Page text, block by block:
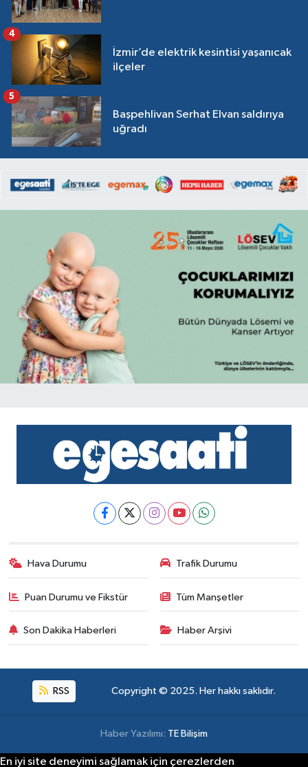
İzmir’de elektrik kesintisi yaşanıcak
ilçeler
4
Başpehlivan Serhat Elvan saldırıya
uğradı
5
Hava Durumu Trafik Durumu
Puan Durumu ve Fikstür Tüm Manşetler
Son Dakika Haberleri Haber Arşivi
RSS Copyright © 2025. Her hakkı saklıdır.
Haber Yazılımı: TE Bilişim
En iyi site deneyimi sağlamak için çerezlerden